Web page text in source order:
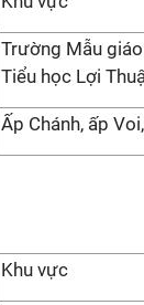
Trường Mẫu
Tiểu học Lợi
Ấp Chánh, ấp
Khu vực